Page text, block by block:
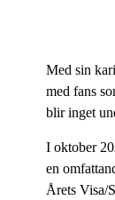
Med sin
med fans
blir inget
I oktober
en
Årets Visa/